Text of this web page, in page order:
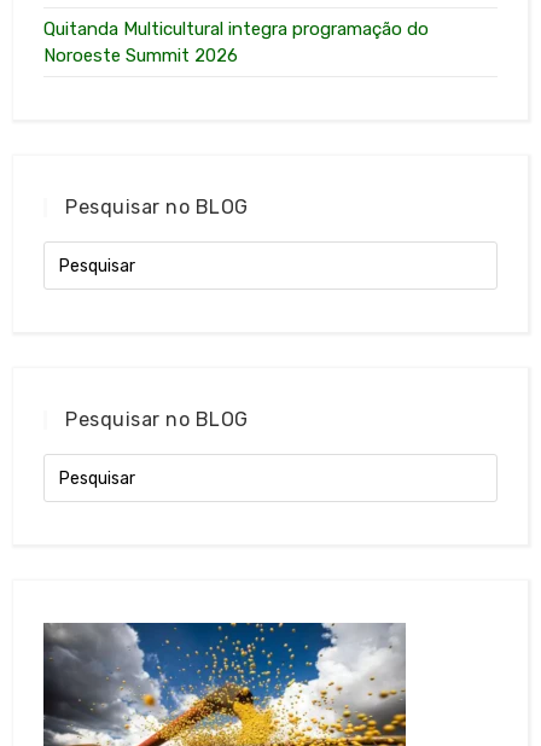
Quitanda Multicultural integra programação do
Noroeste Summit 2026
Pesquisar no BLOG
Pesquisar no BLOG